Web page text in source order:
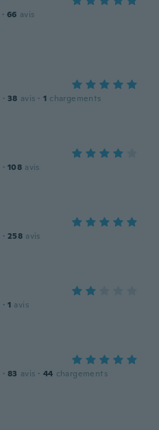
· 66 avis
· 38 avis · 1 chargements
· 108 avis
· 258 avis
· 1 avis
· 83 avis · 44 chargements